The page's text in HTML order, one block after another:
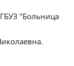
"Больница